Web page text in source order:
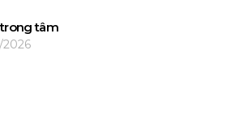
trong tâm
2026